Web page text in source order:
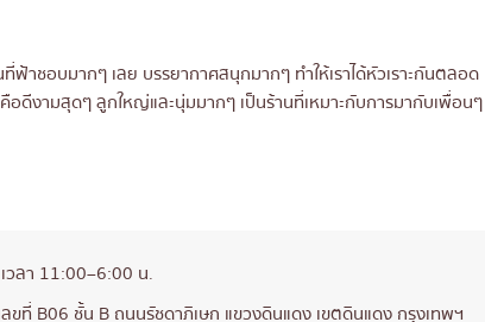
าชอบมากๆ เลย บรรยากาศสนุกมากๆ ทำให้เราได้หัวเราะกันตลอด
อดีงามสุดๆ ลูกใหญ่และนุ่มมากๆ เป็นร้านที่เหมาะกับการมากับเพื่อนๆ
วลา 11:00–6:00 น.
ขที่ B06 ชั้น B ถนนรัชดาภิเษก แขวงดินแดง เขตดินแดง กรุงเทพฯ